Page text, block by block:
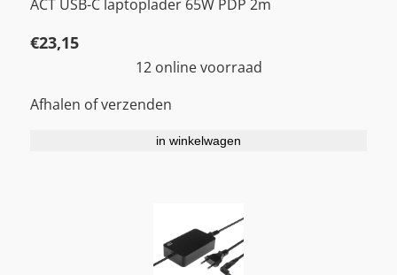
ACT USB-C laptoplader 65W PDP 2m
€23,15
12 online voorraad
Afhalen of verzenden
in winkelwagen